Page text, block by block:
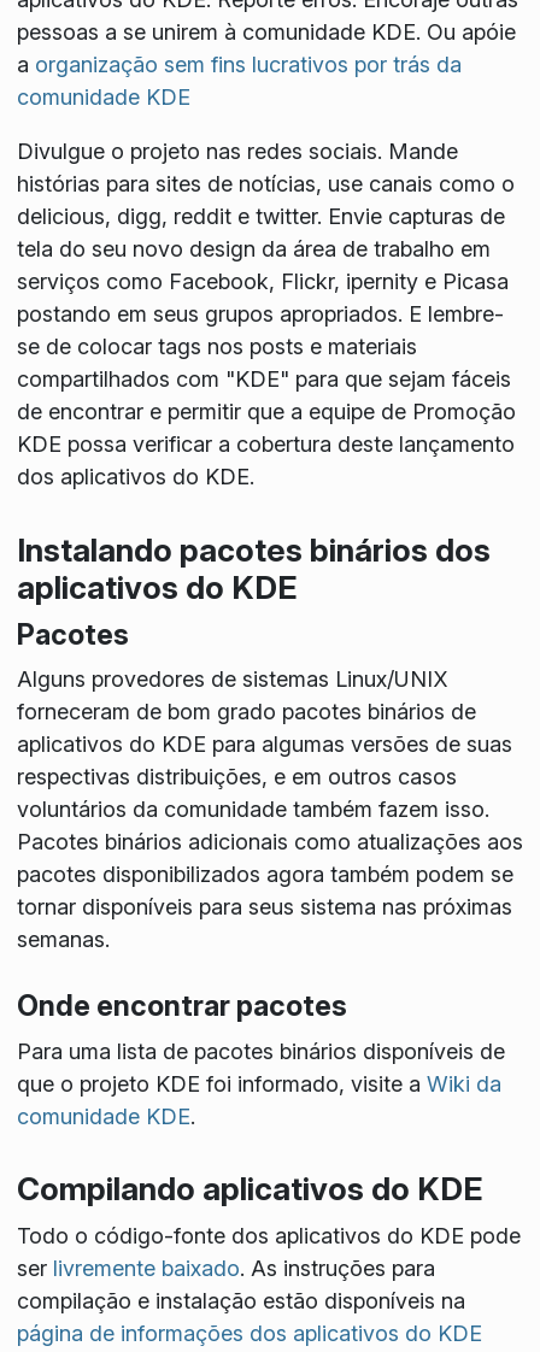
pessoas a se unirem à comunidade KDE. Ou apóie
a organização sem fins lucrativos por trás da
comunidade KDE
Divulgue o projeto nas redes sociais. Mande
histórias para sites de notícias, use canais como o
delicious, digg, reddit e twitter. Envie capturas de
tela do seu novo design da área de trabalho em
serviços como Facebook, Flickr, ipernity e Picasa
postando em seus grupos apropriados. E lembre-
se de colocar tags nos posts e materiais
compartilhados com "KDE" para que sejam fáceis
de encontrar e permitir que a equipe de Promoção
KDE possa verificar a cobertura deste lançamento
dos aplicativos do KDE.
Instalando pacotes binários dos
aplicativos do KDE
Pacotes
Alguns provedores de sistemas Linux/UNIX
forneceram de bom grado pacotes binários de
aplicativos do KDE para algumas versões de suas
respectivas distribuições, e em outros casos
voluntários da comunidade também fazem isso.
Pacotes binários adicionais como atualizações aos
pacotes disponibilizados agora também podem se
tornar disponíveis para seus sistema nas próximas
semanas.
Onde encontrar pacotes
Para uma lista de pacotes binários disponíveis de
que o projeto KDE foi informado, visite a Wiki da
comunidade KDE.
Compilando aplicativos do KDE
Todo o código-fonte dos aplicativos do KDE pode
ser livremente baixado. As instruções para
compilação e instalação estão disponíveis na
página de informações dos aplicativos do KDE